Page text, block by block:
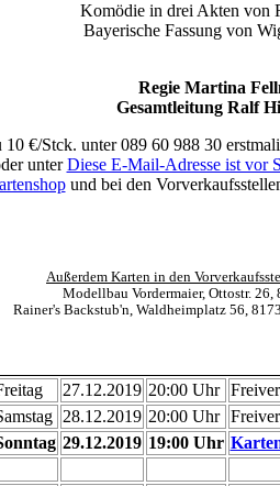
Komödie in drei Akten von
Bayerische Fassung von
Regie Martina
Gesamtleitung Ralf
10 €/Stck. unter 089 60 988 30
unterDiese E-Mail-Adresse ist vor
und bei den
Außerdem Karten in den
Modellbau Vordermaier, Ottostr. 26,
Rainer's Backstub'n, Waldheimplatz 56,
27.12.2019 20:00 Uhr
28.12.2019 20:00 Uhr
29.12.2019 19:00 Uhr